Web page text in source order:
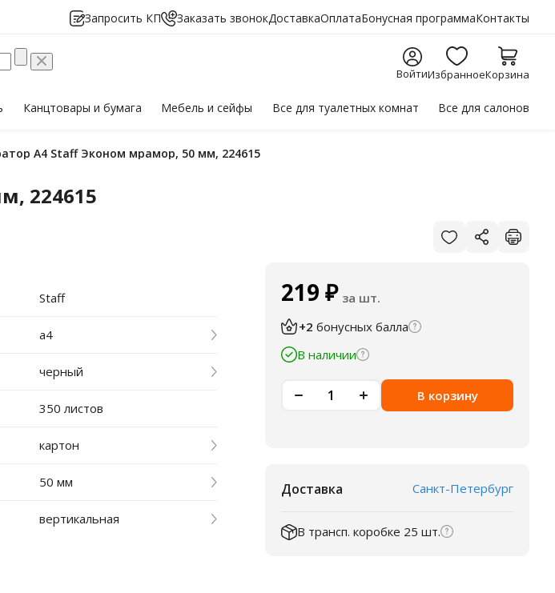
Запросить КП Заказать звонокДоставкаОплатаБонусная программаКонтакты
ВойтиИзбранноеКорзина
Канцтовары и бумага Мебельи сейфы Все для туалетных комнат Все для салонов
А4 Staff Эконом мрамор, 50 мм, 224615
224615
Staff
a4
черный
350 листов
картон
50 мм
вертикальная
219 ₽ за шт.
+2 бонусных балла
В наличии
В корзину
Доставка Санкт-Петербург
В трансп. коробке 25 шт.